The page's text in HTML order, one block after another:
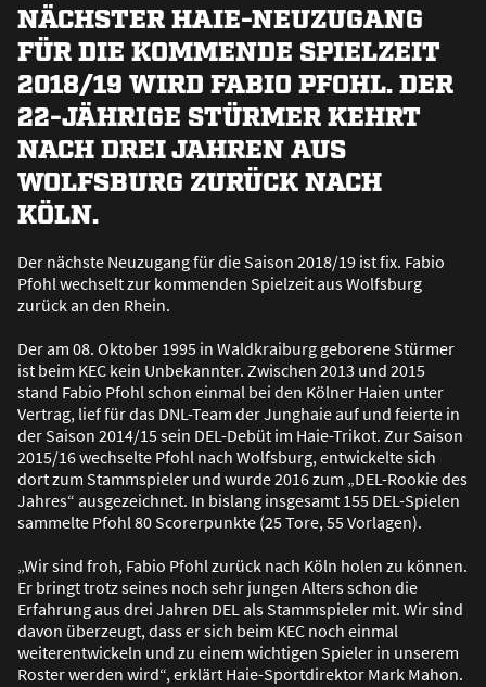
NÄCHSTER HAIE-NEUZUGANG
FÜR DIE KOMMENDE SPIELZEIT
2018/19 WIRD FABIO PFOHL. DER
22-JÄHRIGE STÜRMER KEHRT
NACH DREI JAHREN AUS
WOLFSBURG ZURÜCK NACH
KÖLN.
Der nächste Neuzugang für die Saison 2018/19 ist fix. Fabio
Pfohl wechselt zur kommenden Spielzeit aus Wolfsburg
zurück an den Rhein.
Der am 08. Oktober 1995 in Waldkraiburg geborene Stürmer
ist beim KEC kein Unbekannter. Zwischen 2013 und 2015
stand Fabio Pfohl schon einmal bei den Kölner Haien unter
Vertrag, lief für das DNL-Team der Junghaie auf und feierte in
der Saison 2014/15 sein DEL-Debüt im Haie-Trikot. Zur Saison
2015/16 wechselte Pfohl nach Wolfsburg, entwickelte sich
dort zum Stammspieler und wurde 2016 zum „DEL-Rookie des
Jahres“ ausgezeichnet. In bislang insgesamt 155 DEL-Spielen
sammelte Pfohl 80 Scorerpunkte (25 Tore, 55 Vorlagen).
„Wir sind froh, Fabio Pfohl zurück nach Köln holen zu können.
Er bringt trotz seines noch sehr jungen Alters schon die
Erfahrung aus drei Jahren DEL als Stammspieler mit. Wir sind
davon überzeugt, dass er sich beim KEC noch einmal
weiterentwickeln und zu einem wichtigen Spieler in unserem
Roster werden wird“, erklärt Haie-Sportdirektor Mark Mahon.